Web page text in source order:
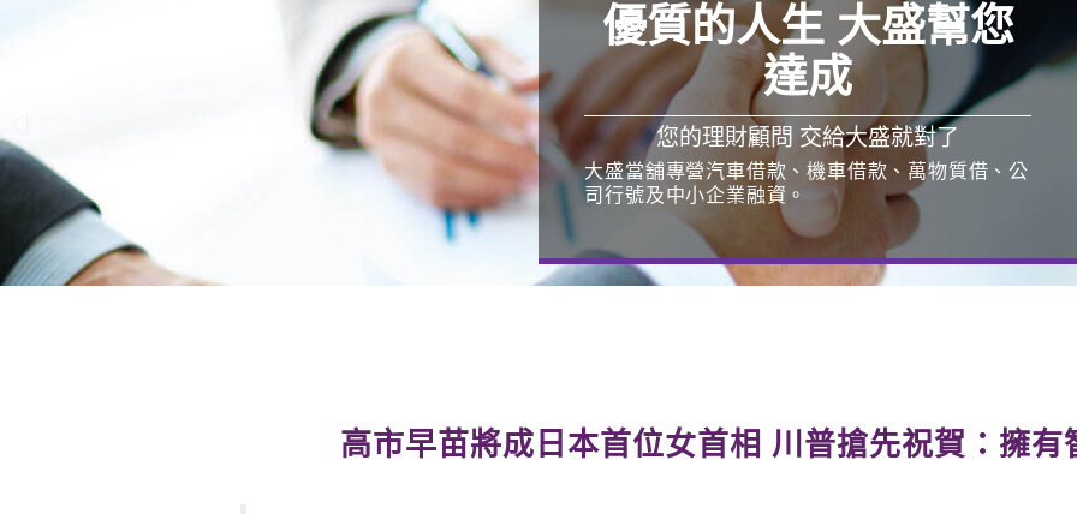
優質的人生 大盛幫您
達成
您的理財顧問 交給大盛就對了
大盛當舖專營個人小額借貸、公司、工廠、機器、
公司車等大額融資、生意人的臨時週轉金。
高市早苗將成日本首位女首相 川普搶先祝賀：擁有